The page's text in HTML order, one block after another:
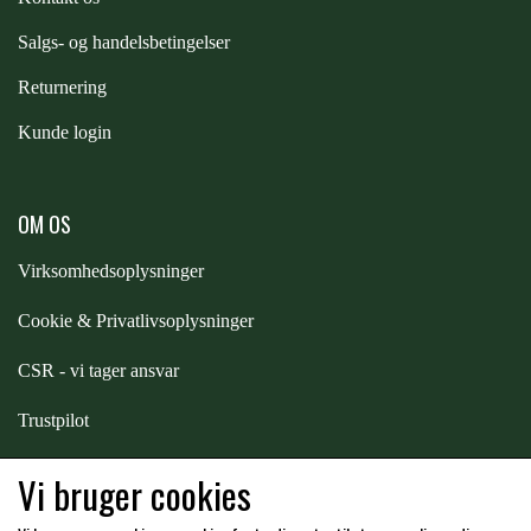
STAR TACK
WALSH
Salgs- og handelsbetingelser
Returnering
Kunde login
OM OS
Virksomhedsoplysninger
Cookie & Privatlivsoplysninger
CSR - vi tager ansvar
Trustpilot
Vi bruger cookies